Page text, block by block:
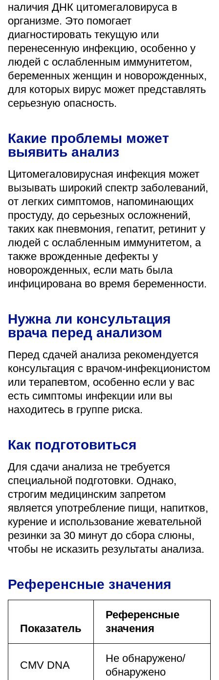
Санаторий-профилакторий
«Парус»
Адрес
399000, г. Липецк, Плехановское лесничество,
Ленинский лесхоз, квартал 67
Понедельник — четверг
08:00–16:45
перерыв 12:00–12:30
Администратор
+7 (4742) 72-73-31
Версия для слабовидящих
наличия ДНК цитомегаловируса в
организме. Это помогает
диагностировать текущую или
перенесенную инфекцию, особенно у
людей с ослабленным иммунитетом,
беременных женщин и новорожденных,
для которых вирус может представлять
серьезную опасность.
Какие проблемы может
выявить анализ
Цитомегаловирусная инфекция может
вызывать широкий спектр заболеваний,
от легких симптомов, напоминающих
простуду, до серьезных осложнений,
таких как пневмония, гепатит, ретинит у
людей с ослабленным иммунитетом, а
также врожденные дефекты у
новорожденных, если мать была
инфицирована во время беременности.
Нужна ли консультация
врача перед анализом
Перед сдачей анализа рекомендуется
консультация с врачом-инфекционистом
или терапевтом, особенно если у вас
есть симптомы инфекции или вы
находитесь в группе риска.
Как подготовиться
Для сдачи анализа не требуется
специальной подготовки. Однако,
строгим медицинским запретом
является употребление пищи, напитков,
курение и использование жевательной
резинки за 30 минут до сбора слюны,
чтобы не исказить результаты анализа.
Референсные значения
Показатель
Референсные
значения
CMV DNA
Не обнаружено/
обнаружено